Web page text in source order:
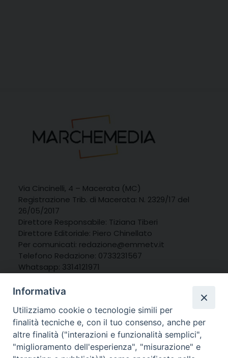
Via Cincinelli, 4 – Macerata (MC)
Registrazione Trib. di Macerata: N. 2329/17 del
26/05/2017
Direttore Responsabile: Tiziana Tiberi
Direttore Editoriale: Piero Chinellato
Per comunicati: redazione@emmetv.it
Telefono Redazione: 0733231567
Whatsapp: 3314121971
Informativa
Utilizziamo cookie o tecnologie simili per
finalità tecniche e, con il tuo consenso, anche per
altre finalità ("interazioni e funzionalità semplici",
"miglioramento dell'esperienza", "misurazione" e